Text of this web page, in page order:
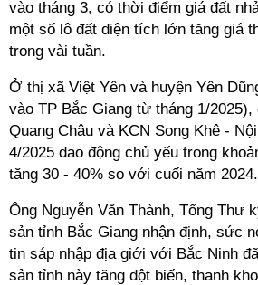
vào tháng 3, có thời điểm giá đất
một số lô đất diện tích lớn tăng giá
trong vài tuần.
Ở thị xã Việt Yên và huyện Yên
vào TP Bắc Giang từ tháng 1/2025),
Quang Châu và KCN Song Khê -
4/2025 dao động chủ yếu trong
tăng 30 - 40% so với cuối năm 2024.
Ông Nguyễn Văn Thành, Tổng Thư
sản tỉnh Bắc Giang nhận định, sức
tin sáp nhập địa giới với Bắc Ninh
sản tỉnh này tăng đột biến, thanh